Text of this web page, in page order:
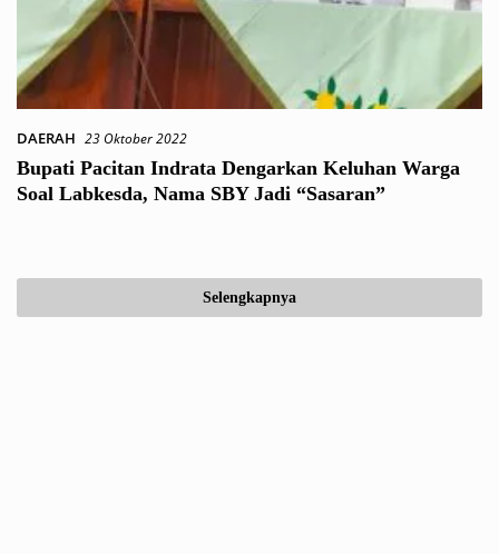
DAERAH 23 Oktober 2022
Bupati Pacitan Indrata Dengarkan Keluhan Warga
Soal Labkesda, Nama SBY Jadi “Sasaran”
Selengkapnya